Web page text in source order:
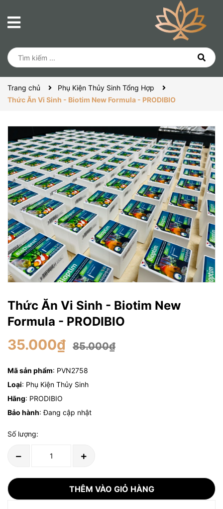
Trang chủ
Phụ Kiện Thủy Sinh Tổng Hợp
Thức Ăn Vi Sinh - Biotim New Formula - PRODIBIO
Thức Ăn Vi Sinh - Biotim New
Formula - PRODIBIO
35.000₫ 85.000₫
Mã sản phẩm: PVN2758
Loại: Phụ Kiện Thủy Sinh
Hãng: PRODIBIO
Bảo hành: Đang cập nhật
Số lượng:
THÊM VÀO GIỎ HÀNG